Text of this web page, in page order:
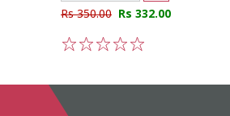
Rs 350.00 Rs 332.00